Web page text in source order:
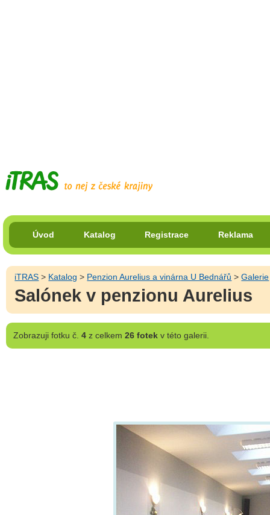
Úvod Katalog Registrace Reklama
iTRAS > Katalog > Penzion Aurelius a vinárna U Bednářů >Galerie
Salónek v penzionu Aurelius
Zobrazujifotku č. 4z celkem 26 fotekv této galerii.